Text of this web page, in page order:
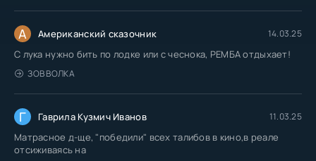
А Американский сказочник 14.03.25
С лука нужно бить по лодке или с чеснока, РЕМБА отдыхает!
ЗОВ ВОЛКА
Г Гаврила Кузмич Иванов 11.03.25
Матрасное д-ще, "победили" всех талибов в кино,в реале
отсиживаясь на